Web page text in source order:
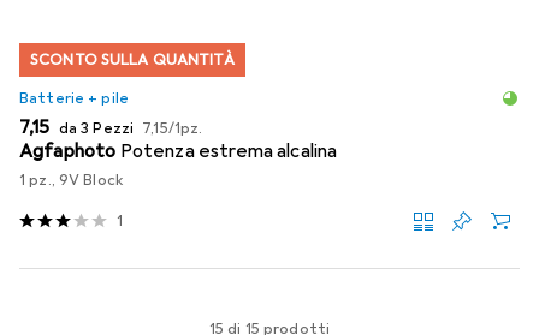
SCONTO SULLA QUANTITÀ
Batterie + pile
EUR
7,15 da 3 Pezzi EUR
7,15/1pz.
Agfaphoto Potenza estrema alcalina
1 pz., 9V Block
1
15 di 15 prodotti